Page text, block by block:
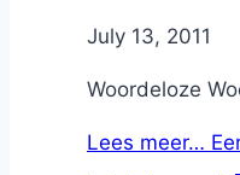
ByNicole
July 13, 2011
Woordeloze
Lees meer…